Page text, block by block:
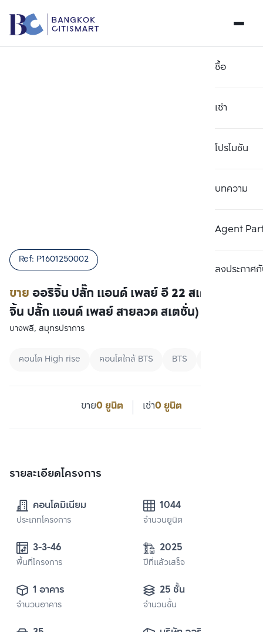
ซื้อ
เช่า
โปรโมชัน
บทความ
Agent
ลงประกาศกั
ขายออริจิ้น ปลั๊ก แอนด์ เพลย์ อี 22 สเตชั่น (ออริ
จิ้น ปลั๊ก แอนด์ เพลย์ สายลวด สเตชั่น)
Ref: P1601250002
บางพลี, สมุทรปราการ
คอนโด High rise คอนโดใกล้ BTS BTS
ขาย0 ยูนิต เช่า0 ยูนิต
รายละเอียดโครงการ
คอนโดมิเนียม
ประเภทโครงการ
1044
จำนวนยูนิต
3-3-46
พื้นที่โครงการ
2025
ปีที่แล้วเสร็จ
1 อาคาร
จำนวนอาคาร
25 ชั้น
จำนวนชั้น